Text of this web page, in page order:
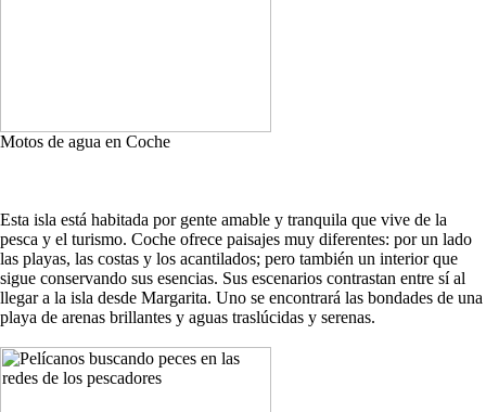
Motos de agua en Coche
Esta isla está habitada por gente amable y tranquila que vive de la
pesca y el turismo. Coche ofrece paisajes muy diferentes: por un lado
las playas, las costas y los acantilados; pero también un interior que
sigue conservando sus esencias. Sus escenarios contrastan entre sí al
llegar a la isla desde Margarita. Uno se encontrará las bondades de una
playa de arenas brillantes y aguas traslúcidas y serenas.